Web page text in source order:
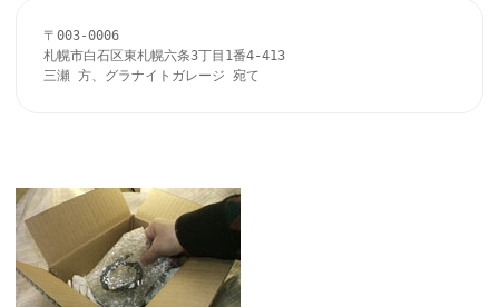
〒003-0006
札幌市白石区東札幌六条3丁目1番4-413
三瀬 方、グラナイトガレージ 宛て